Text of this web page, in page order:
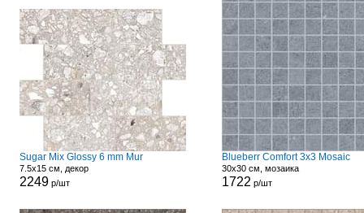
Sugar Mix Glossy 6 mm Mur
7.5x15 см, декор
2249р/шт
Blueberr Comfort 3x3 Mosaic
30x30 см, мозаика
1722 р/шт